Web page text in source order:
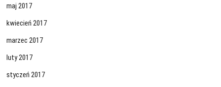
maj 2017
kwiecień 2017
marzec 2017
luty 2017
styczeń 2017